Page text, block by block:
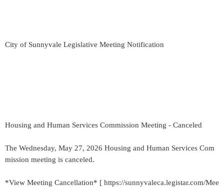
City of Sunnyvale Legislative Meeting Notification
Housing and Human Services Commission Meeting - Canceled
The Wednesday, May 27, 2026 Housing and Human Services Com
mission meeting is canceled.
*View Meeting Cancellation* [ https://sunnyvaleca.legistar.com/Mee